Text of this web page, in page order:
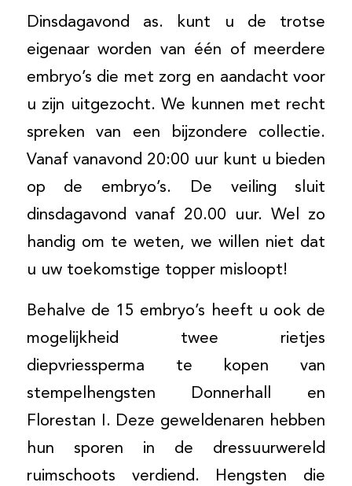
Dinsdagavond as. kunt u de trotse
eigenaar worden van één of meerdere
embryo’s die met zorg en aandacht voor
u zijn uitgezocht. We kunnen met recht
spreken van een bijzondere collectie.
Vanaf vanavond 20:00 uur kunt u bieden
op de embryo’s. De veiling sluit
dinsdagavond vanaf 20.00 uur. Wel zo
handig om te weten, we willen niet dat
u uw toekomstige topper misloopt!
Behalve de 15 embryo’s heeft u ook de
mogelijkheid twee rietjes
diepvriessperma te kopen van
stempelhengsten Donnerhall en
Florestan I. Deze geweldenaren hebben
hun sporen in de dressuurwereld
ruimschoots verdiend. Hengsten die